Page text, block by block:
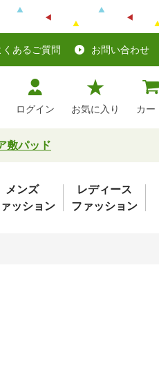
くあるご質問 お問い合わせ
ログイン お気に入り カー
敷パッド
メンズ
ッション
レディース
ファッション